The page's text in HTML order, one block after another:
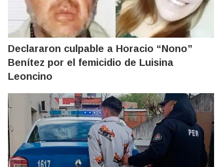
Declararon culpable a Horacio “Nono”
Benítez por el femicidio de Luisina
Leoncino